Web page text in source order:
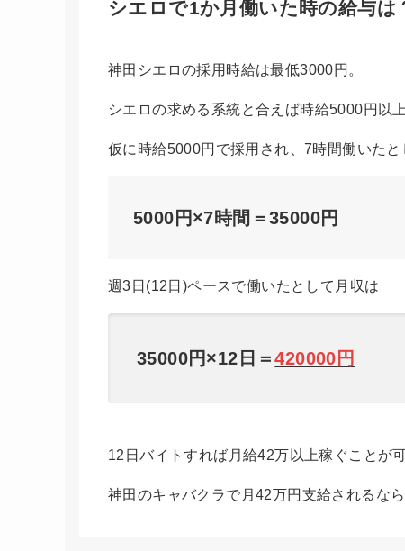
シエロで1か月働いた時の給与
神田シエロの採用時給は最低3000円。
シエロの求める系統と合えば時給5000円以
仮に時給5000円で採用され、7時間働いたと
5000円×7時間＝35000円
週3日(12日)ペースで働いたとして月収は
35000円×12日＝420000円
12日バイトすれば月給42万以上稼ぐことが可
神田のキャバクラで月42万円支給されるなら